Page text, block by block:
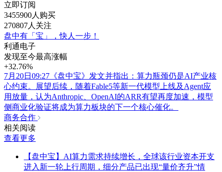
立即订阅
3455900人购买
270807人关注
盘中有「宝」，快人一步！
利通电子
发现至今最高涨幅
+32.76%
7月20日09:27《盘中宝》发文并指出：算力瓶颈仍是AI产业核
心约束。展望后续，随着Fable5等新一代模型上线及Agent应
用放量，认为Anthropic、OpenAI的ARR有望再度加速，模型
侧商业化验证将成为算力板块的下一个核心催化。
商务合作
相关阅读
查看更多
【盘中宝】AI算力需求持续增长，全球该行业资本开支
进入新一轮上行周期，细分产品已出现“量价齐升”情